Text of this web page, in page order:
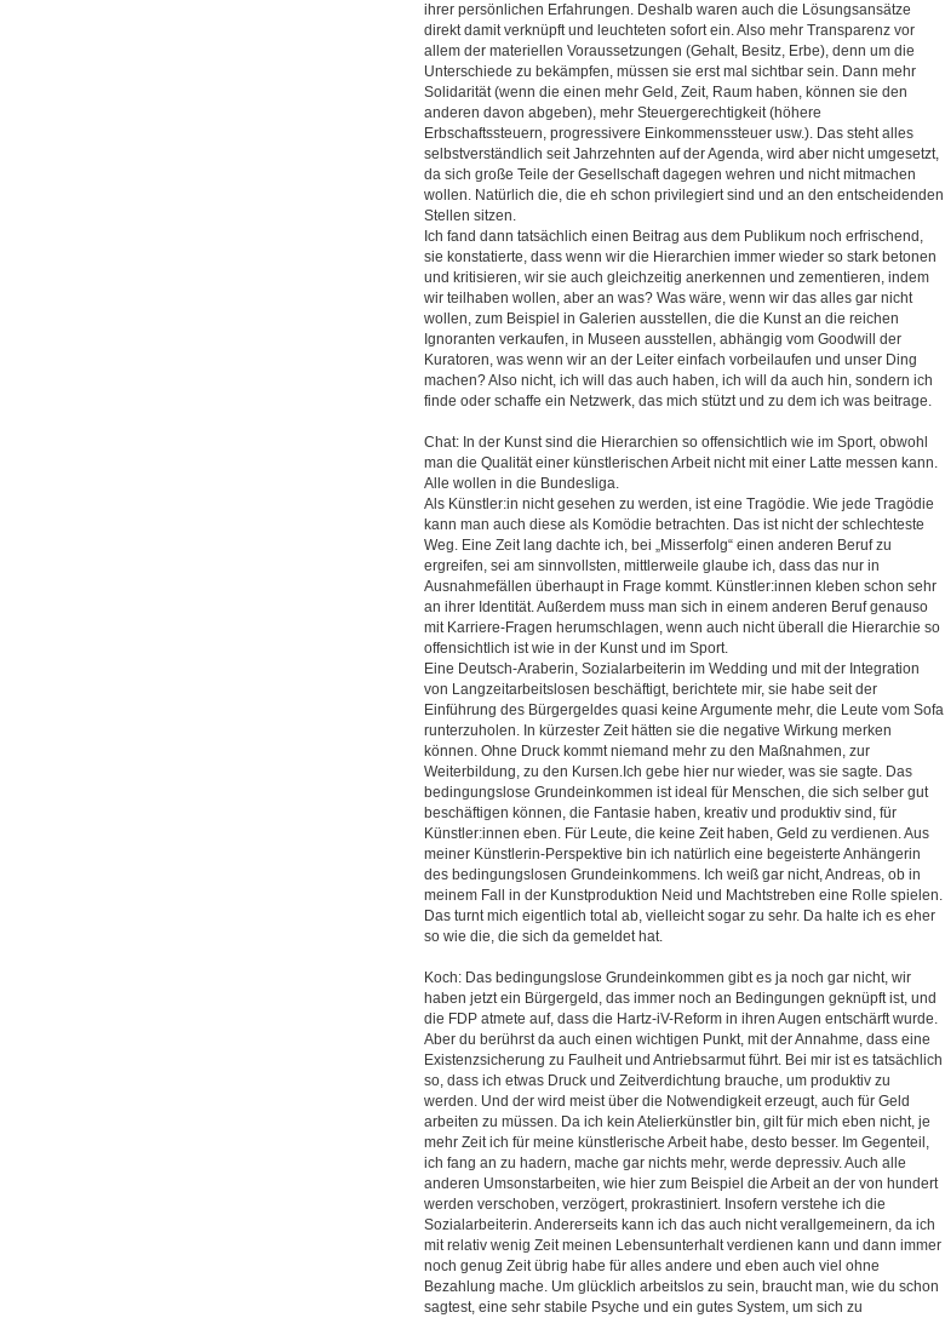
ihrer persönlichen Erfahrungen. Deshalb waren auch die Lösungsansätze
direkt damit verknüpft und leuchteten sofort ein. Also mehr Transparenz vor
allem der ­materiellen Voraussetzungen (Gehalt, Besitz, Erbe), denn um die
Unterschiede zu bekämpfen, müssen sie erst mal sichtbar sein. Dann mehr
Solidarität (wenn die einen mehr Geld, Zeit, Raum haben, können sie den
anderen davon abgeben), mehr Steuergerechtigkeit (höhere
Erbschaftssteuern, progressivere Einkommenssteuer usw.). Das steht alles
selbstverständlich seit Jahrzehnten auf der Agenda, wird aber nicht umgesetzt,
da sich große Teile der Gesellschaft dagegen wehren und nicht mitmachen
wollen. Natürlich die, die eh schon privilegiert sind und an den entscheidenden
Stellen sitzen.
Ich fand dann tatsächlich einen Beitrag aus dem Publikum noch erfrischend,
sie konstatierte, dass wenn wir die ­Hierarchien immer wieder so stark betonen
und kritisieren, wir sie auch gleichzeitig anerkennen und zementieren, indem
wir teilhaben wollen, aber an was? Was wäre, wenn wir das alles gar nicht
wollen, zum Beispiel in Galerien ausstellen, die die Kunst an die reichen
Ignoranten verkaufen, in Museen ausstellen, abhängig vom Goodwill der
Kuratoren, was wenn wir an der Leiter einfach vorbeilaufen und unser Ding
machen? Also nicht, ich will das auch haben, ich will da auch hin, sondern ich
finde oder schaffe ein Netzwerk, das mich stützt und zu dem ich was beitrage.
Chat: In der Kunst sind die Hierarchien so offensichtlich wie im Sport, obwohl
man die Qualität einer künstlerischen Arbeit nicht mit einer Latte messen kann.
Alle wollen in die Bundesliga.
Als Künstler:in nicht gesehen zu werden, ist eine ­Tragödie. Wie jede Tragödie
kann man auch diese als Komödie betrachten. Das ist nicht der schlechteste
Weg. Eine Zeit lang dachte ich, bei „Misserfolg“ einen anderen Beruf zu
ergreifen, sei am sinnvollsten, mittlerweile glaube ich, dass das nur in
Ausnahmefällen überhaupt in Frage kommt. Künstler:innen kleben schon sehr
an ihrer Identität. Außerdem muss man sich in einem anderen Beruf genauso
mit Karriere-Fragen herumschlagen, wenn auch nicht überall die Hierarchie so
offensichtlich ist wie in der Kunst und im Sport.
Eine Deutsch-Araberin, Sozialarbeiterin im Wedding und mit der Integration
von Langzeitarbeitslosen beschäftigt, berichtete mir, sie habe seit der
Einführung des Bürgergeldes quasi keine Argumente mehr, die Leute vom Sofa
runterzuholen. In kürzester Zeit hätten sie die negative Wirkung merken
können. Ohne Druck kommt niemand mehr zu den Maßnahmen, zur
Weiterbildung, zu den Kursen.Ich gebe hier nur wieder, was sie sagte. Das
bedingungslose Grundeinkommen ist ideal für Menschen, die sich selber gut
beschäftigen können, die Fantasie haben, kreativ und produktiv sind, für
Künstler:innen eben. Für Leute, die keine Zeit haben, Geld zu verdienen. Aus
meiner Künstlerin-Perspektive bin ich natürlich eine begeisterte Anhängerin
des bedingungslosen Grundeinkommens. Ich weiß gar nicht, Andreas, ob in
meinem Fall in der Kunstproduktion Neid und Machtstreben eine Rolle spielen.
Das turnt mich eigentlich total ab, vielleicht sogar zu sehr. Da halte ich es eher
so wie die, die sich da gemeldet hat.
Koch: Das bedingungslose Grundeinkommen gibt es ja noch gar nicht, wir
haben jetzt ein Bürgergeld, das immer noch an Bedingungen geknüpft ist, und
die FDP atmete auf, dass die Hartz-iV-Reform in ihren Augen entschärft wurde.
Aber du berührst da auch einen wichtigen Punkt, mit der Annahme, dass eine
Existenzsicherung zu Faulheit und Antriebsarmut führt. Bei mir ist es tatsächlich
so, dass ich etwas Druck und Zeitverdichtung brauche, um produktiv zu
werden. Und der wird meist über die Notwendigkeit erzeugt, auch für Geld
arbeiten zu müssen. Da ich kein Atelier­künstler bin, gilt für mich eben nicht, je
mehr Zeit ich für meine künstlerische Arbeit habe, desto besser. Im Gegenteil,
ich fang an zu hadern, mache gar nichts mehr, werde depressiv. Auch alle
anderen Umsonstarbeiten, wie hier zum Beispiel die Arbeit an der von hundert
werden verschoben, verzögert, prokrastiniert. Insofern verstehe ich die
Sozialarbeiterin. Andererseits kann ich das auch nicht verallgemeinern, da ich
mit relativ wenig Zeit meinen Lebensunterhalt verdienen kann und dann ­immer
noch genug Zeit übrig habe für alles andere und eben auch viel ohne
Bezahlung mache. Um glücklich arbeitslos zu sein, braucht man, wie du schon
sagtest, eine sehr stabile Psyche und ein gutes System, um sich zu